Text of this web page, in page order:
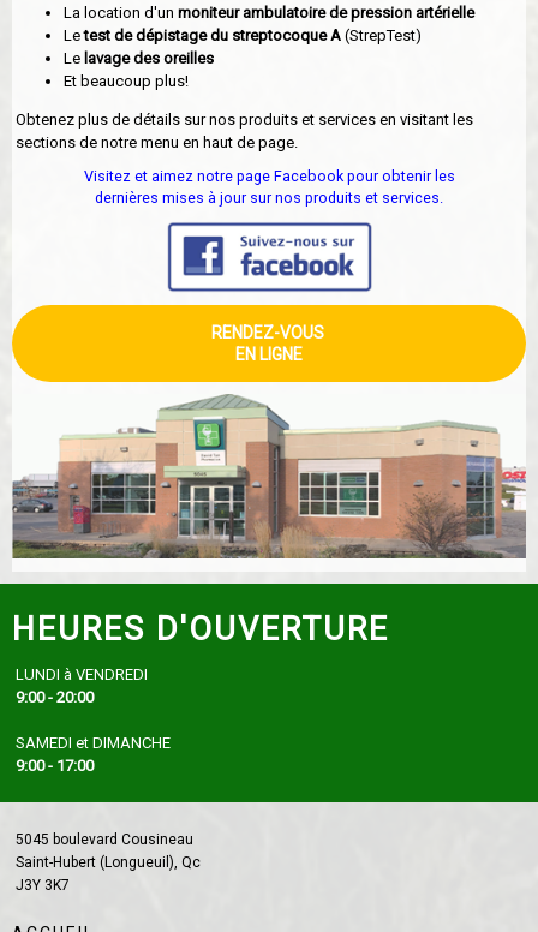
La location d'un moniteur ambulatoire de pression artérielle
Letest de dépistage du streptocoque A (StrepTest)
Le lavage des oreilles
Et beaucoup plus!
Obtenez plus de détails sur nos produits et services en visitant les
sections de notre menu en haut de page.
Visitez et aimez notre page Facebook pour obtenir les
dernières mises à jour sur nos produits et services.
RENDEZ-VOUS
EN LIGNE
HEURES D'OUVERTURE
LUNDI à VENDREDI
9:00 - 20:00
SAMEDI et DIMANCHE
9:00 - 17:00
5045 boulevard Cousineau
Saint-Hubert (Longueuil), Qc
J3Y 3K7